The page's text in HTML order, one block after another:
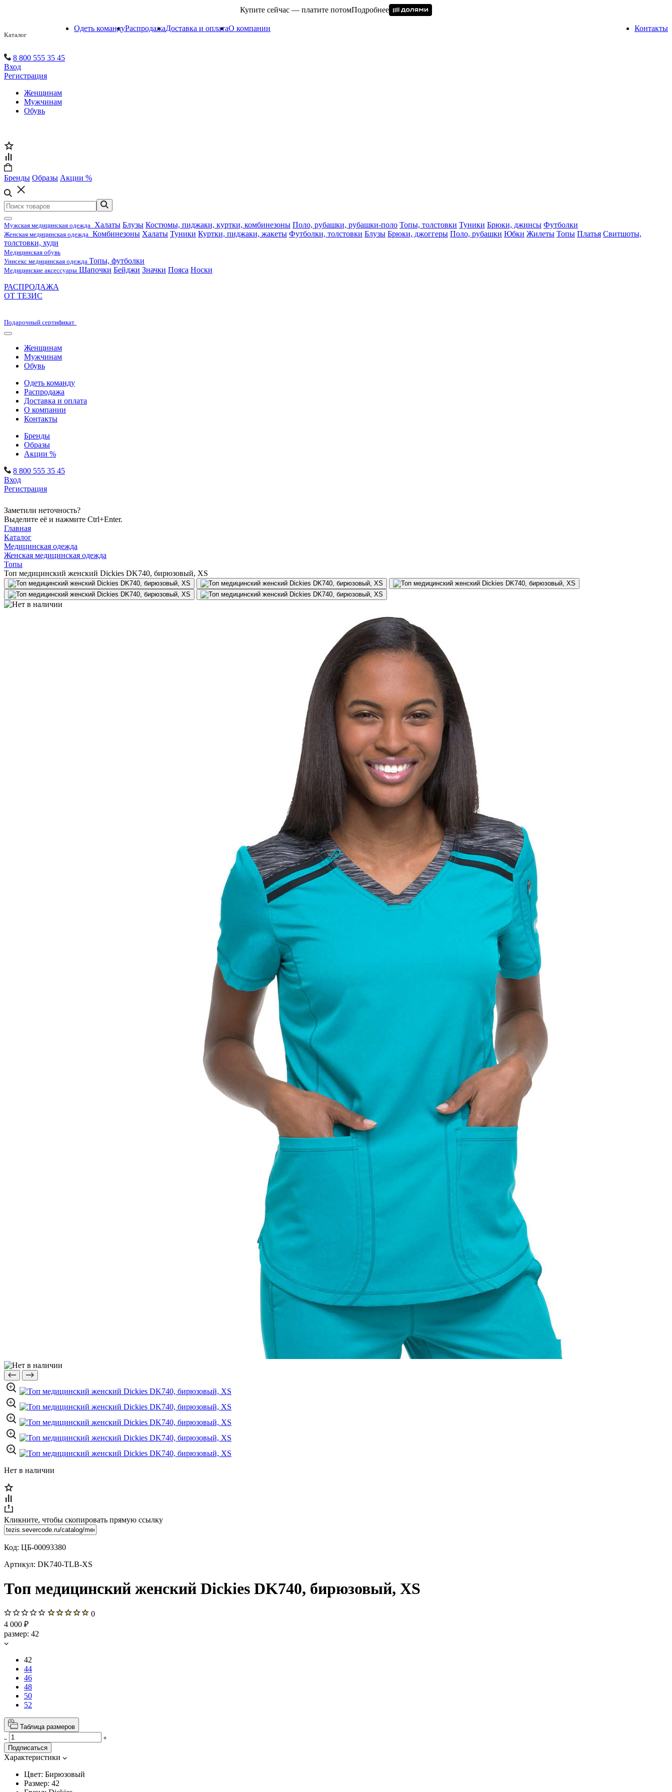
Купите сейчас — платите потомПодробнее
Каталог
Одеть командуРаспродажаДоставка и оплатаО компании Контакты
8 800 555 35 45
Вход
Регистрация
Женщинам
Мужчинам
Обувь
Бренды Образы Акции %
Мужская медицинская одежда Халаты Блузы Костюмы, пиджаки, куртки, комбинезоны Поло, рубашки, рубашки-поло Топы, толстовки Туники Брюки, джинсы Футболки
Женская медицинская одежда Комбинезоны Халаты Туники Куртки, пиджаки, жакеты Футболки, толстовки Блузы Брюки, джоггеры Поло, рубашки Юбки Жилеты Топы Платья Свитшоты,
толстовки, худи
Медицинская обувь
Унисекс медицинская одежда Топы, футболки
Медицинские аксессуары Шапочки Бейджи Значки Пояса Носки
РАСПРОДАЖА
ОТ ТЕЗИС
Подарочный сертификат
Женщинам
Мужчинам
Обувь
Одеть команду
Распродажа
Доставка и оплата
О компании
Контакты
Бренды
Образы
Акции %
8 800 555 35 45
Вход
Регистрация
Заметили неточность?
Выделите её и нажмите Ctrl+Enter.
Главная
Каталог
Медицинская одежда
Женская медицинская одежда
Топы
Топ медицинский женский Dickies DK740, бирюзовый, XS
Нет в наличии
Кликните, чтобы скопировать прямую ссылку
Код: ЦБ-00093380
Артикул: DK740-TLB-XS
Топ медицинский женский Dickies DK740, бирюзовый, XS
0
4 000 ₽
размер: 42
42
44
46
48
50
52
Таблица размеров
Подписаться
Характеристики
Цвет: Бирюзовый
Размер: 42